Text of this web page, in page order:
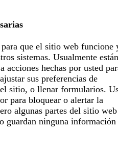
para que el sitio web funcione
sistemas. Usualmente están
acciones hechas por usted
sus preferencias de
sitio, o llenar formularios.
para bloquear o alertar la
algunas partes del sitio
guardan ninguna información